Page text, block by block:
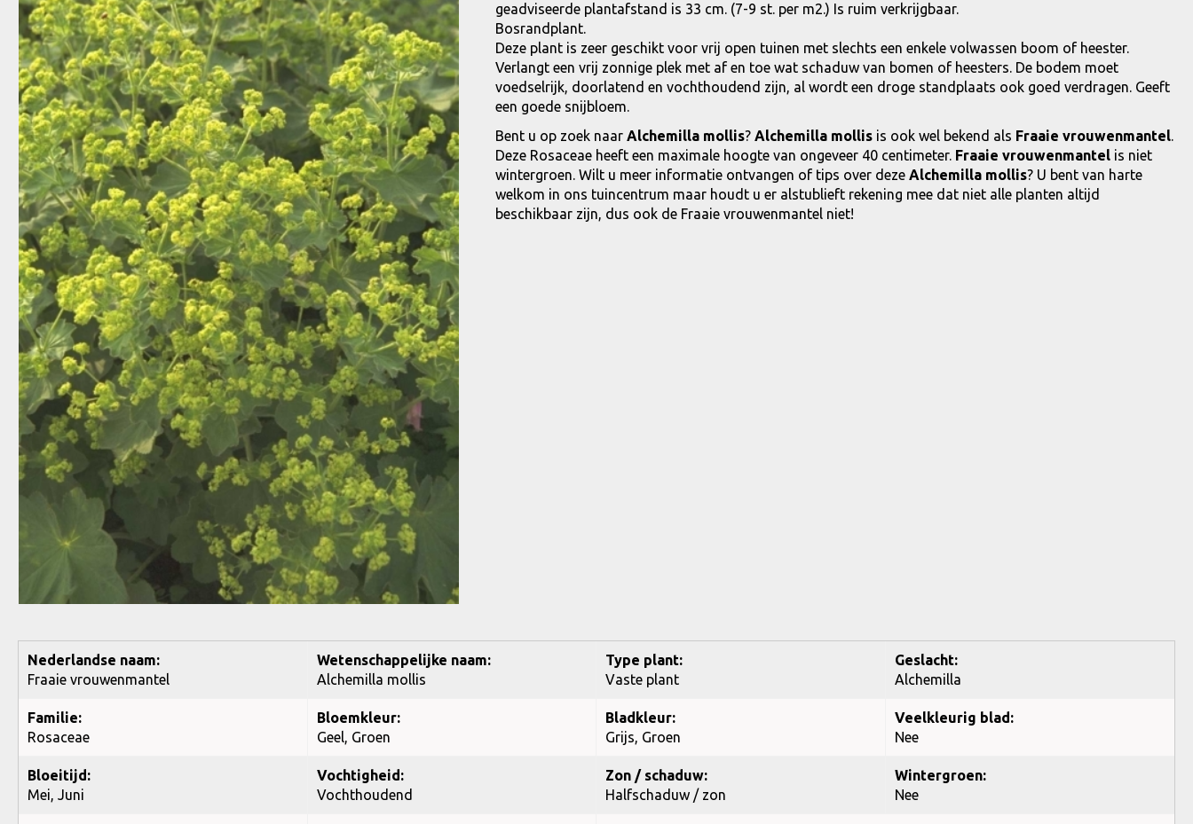
geadviseerde plantafstand is 33 cm. (7-9 st. per m2.) Is ruim verkrijgbaar.
Bosrandplant.
Deze plant is zeer geschikt voor vrij open tuinen met slechts een enkele volwassen boom of heester.
Verlangt een vrij zonnige plek met af en toe wat schaduw van bomen of heesters. De bodem moet
voedselrijk, doorlatend en vochthoudend zijn, al wordt een droge standplaats ook goed verdragen. Geeft
een goede snijbloem.
Bent u op zoek naar Alchemilla mollis? Alchemilla mollisis ook wel bekend als Fraaie vrouwenmantel.
Deze Rosaceae heeft een maximale hoogte van ongeveer 40 centimeter. Fraaie vrouwenmantel is niet
wintergroen. Wilt u meer informatie ontvangen of tips over deze Alchemilla mollis? U bent van harte
welkom in ons tuincentrum maar houdt u er alstublieft rekening mee dat niet alle planten altijd
beschikbaar zijn, dus ook de Fraaie vrouwenmantel niet!
Nederlandse naam:
Fraaie vrouwenmantel
Wetenschappelijke naam:
Alchemilla mollis
Type plant:
Vaste plant
Geslacht:
Alchemilla
Familie:
Rosaceae
Bloemkleur:
Geel, Groen
Bladkleur:
Grijs, Groen
Veelkleurig blad:
Nee
Bloeitijd:
Mei, Juni
Vochtigheid:
Vochthoudend
Zon / schaduw:
Halfschaduw / zon
Wintergroen:
Nee